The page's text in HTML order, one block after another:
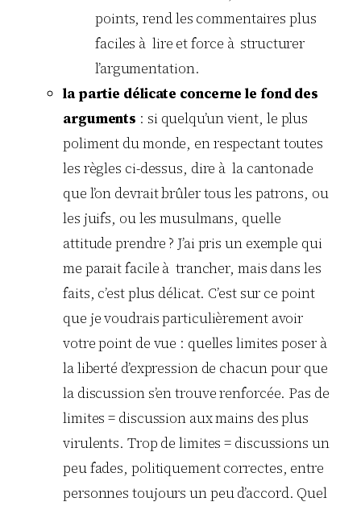
points, rend les commentaires plus
faciles à lire et force à structurer
l’argumentation.
la partie délicate concerne le fond des
arguments : si quelqu’un vient, le plus
poliment du monde, en respectant toutes
les règles ci-dessus, dire à la cantonade
que l’on devrait brûler tous les patrons, ou
les juifs, ou les musulmans, quelle
attitude prendre ? J’ai pris un exemple qui
me parait facile à trancher, mais dans les
faits, c’est plus délicat. C’est sur ce point
que je voudrais particulièrement avoir
votre point de vue : quelles limites poser à
la liberté d’expression de chacun pour que
la discussion s’en trouve renforcée. Pas de
limites = discussion aux mains des plus
virulents. Trop de limites = discussions un
peu fades, politiquement correctes, entre
personnes toujours un peu d’accord. Quel